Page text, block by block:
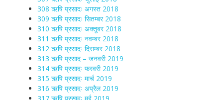
308 ऋषि प्रसादः अगस्त 2018
309 ऋषि प्रसादः सितम्बर 2018
310 ऋषि प्रसादः अक्तूबर 2018
311 ऋषि प्रसादः नवम्बर 2018
312 ऋषि प्रसादः दिसम्बर 2018
313 ऋषि प्रसाद – जनवरी 2019
314 ऋषि प्रसादः फरवरी 2019
315 ऋषि प्रसादः मार्च 2019
316 ऋषि प्रसादः अप्रैल 2019